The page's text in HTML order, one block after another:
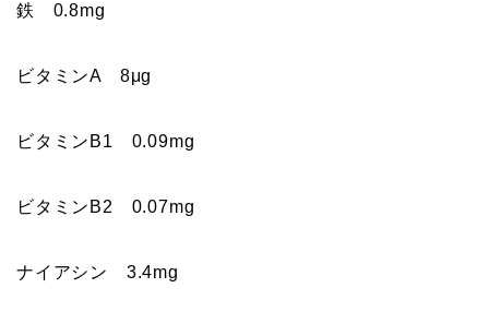
鉄 0.8mg
ビタミンA 8μg
ビタミンB1 0.09mg
ビタミンB2 0.07mg
ナイアシン 3.4mg